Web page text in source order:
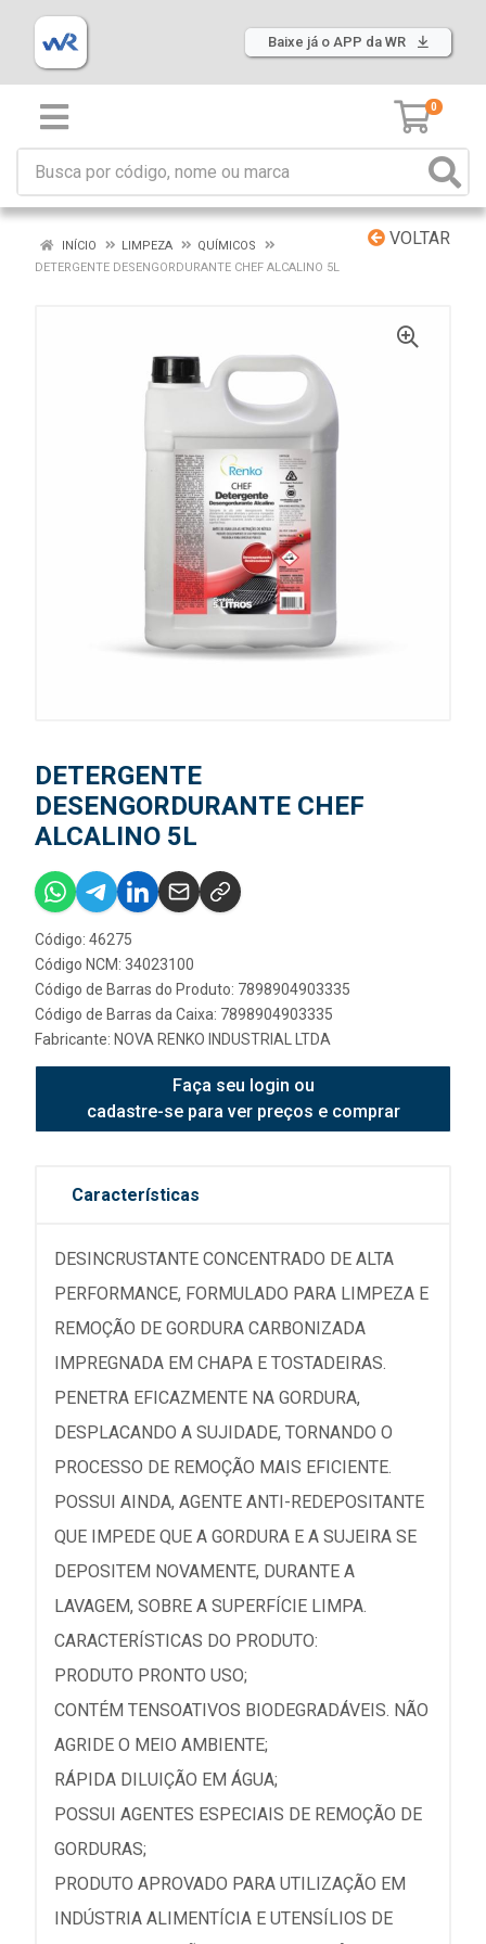
Baixe já o APP da WR
0
VOLTAR
INÍCIO LIMPEZA
QUÍMICOS
DETERGENTE DESENGORDURANTE CHEF ALCALINO 5L
DETERGENTE
DESENGORDURANTE CHEF
ALCALINO 5L
Código: 46275
Código NCM: 34023100
Código de Barras do Produto: 7898904903335
Código de Barras da Caixa: 7898904903335
Fabricante: NOVA RENKO INDUSTRIAL LTDA
Faça seu login ou
cadastre-se para ver preços e comprar
Características
DESINCRUSTANTE CONCENTRADO DE ALTA
PERFORMANCE, FORMULADO PARA LIMPEZA E
REMOÇÃO DE GORDURA CARBONIZADA
IMPREGNADA EM CHAPA E TOSTADEIRAS.
PENETRA EFICAZMENTE NA GORDURA,
DESPLACANDO A SUJIDADE, TORNANDO O
PROCESSO DE REMOÇÃO MAIS EFICIENTE.
POSSUI AINDA, AGENTE ANTI-REDEPOSITANTE
QUE IMPEDE QUE A GORDURA E A SUJEIRA SE
DEPOSITEM NOVAMENTE, DURANTE A
LAVAGEM, SOBRE A SUPERFÍCIE LIMPA.
CARACTERÍSTICAS DO PRODUTO:
PRODUTO PRONTO USO;
CONTÉM TENSOATIVOS BIODEGRADÁVEIS. NÃO
AGRIDE O MEIO AMBIENTE;
RÁPIDA DILUIÇÃO EM ÁGUA;
POSSUI AGENTES ESPECIAIS DE REMOÇÃO DE
GORDURAS;
PRODUTO APROVADO PARA UTILIZAÇÃO EM
INDÚSTRIA ALIMENTÍCIA E UTENSÍLIOS DE